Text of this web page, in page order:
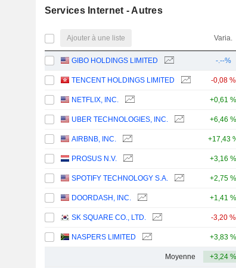
Services Internet - Autres
Ajouter à une liste Varia.
GIBO HOLDINGS LIMITED -.--%
TENCENT HOLDINGS LIMITED -0,08 %
NETFLIX, INC. +0,61 %
UBER TECHNOLOGIES, INC. +6,46 %
AIRBNB, INC. +17,43
PROSUS N.V. +3,16 %
SPOTIFY TECHNOLOGY S.A. +2,75 %
DOORDASH, INC. +1,41 %
SK SQUARE CO., LTD. -3,20 %
NASPERS LIMITED +3,83 %
Moyenne +3,24 %